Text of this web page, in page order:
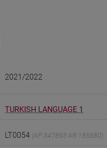
2021/2022
TURKISH LANGUAGE 1
LT0054 (AF:347893 AR:185680)